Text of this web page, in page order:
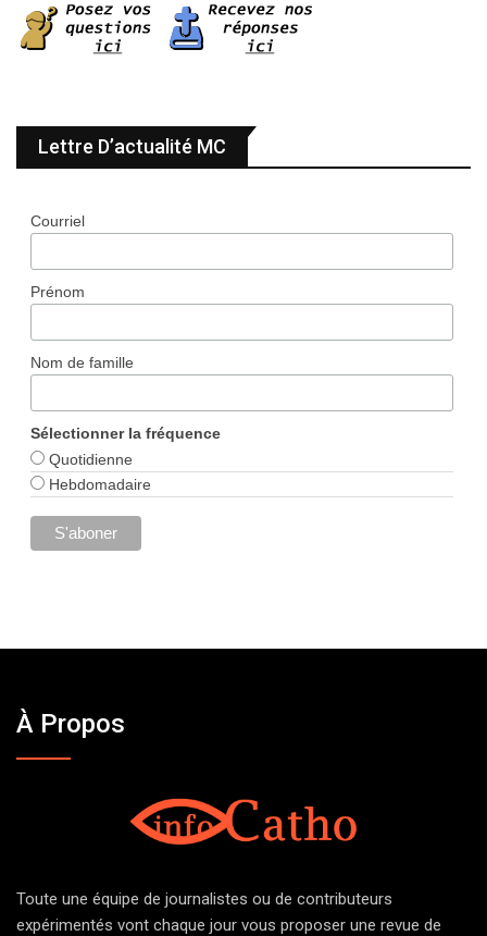
Lettre D’actualité MC
Courriel
Prénom
Nom de famille
Sélectionner la fréquence
Quotidienne
Hebdomadaire
À Propos
Toute une équipe de journalistes ou de contributeurs
expérimentés vont chaque jour vous proposer une revue de